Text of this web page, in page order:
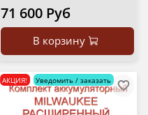
71 600 Руб
В корзину
АКЦИЯ! Уведомить / заказать